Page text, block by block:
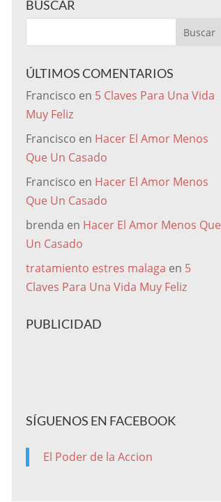
BUSCAR
ÚLTIMOS COMENTARIOS
Francisco en 5 Claves Para Una Vida
Muy Feliz
Francisco en Hacer El Amor Menos
Que Un Casado
Francisco en Hacer El Amor Menos
Que Un Casado
brenda en Hacer El Amor Menos Que
Un Casado
tratamiento estres malaga en 5
Claves Para Una Vida Muy Feliz
PUBLICIDAD
SÍGUENOS EN FACEBOOK
El Poder de la Accion